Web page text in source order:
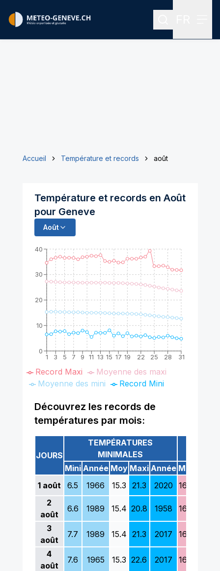
Rechercher
Accueil Température et records août
Température et records en Août
pour Geneve
Août
1 3 5 7 9 11 13 15 17 19 22 25 28 31
0
10
20
30
40
Record Maxi
Moyenne des maxi
Moyenne des mini
Record Mini
Découvrez les records de
températures par mois:
JOURS
TEMPÉRATURES
MINIMALES
Mini Année Moy Maxi Année Mini
1 août 6.5 1966 15.3 21.3 2020 16.8
2
août
6.6 1989 15.4 20.8 1958 16.8
3
août
7.7 1989 15.4 21.3 2017 16.4
4
août
7.6 1965 15.3 22.6 2017 16.6